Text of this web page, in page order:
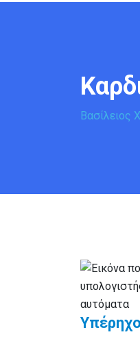
Βασίλειος